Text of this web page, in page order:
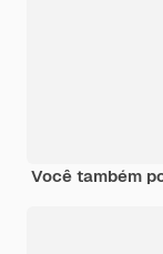
Você também